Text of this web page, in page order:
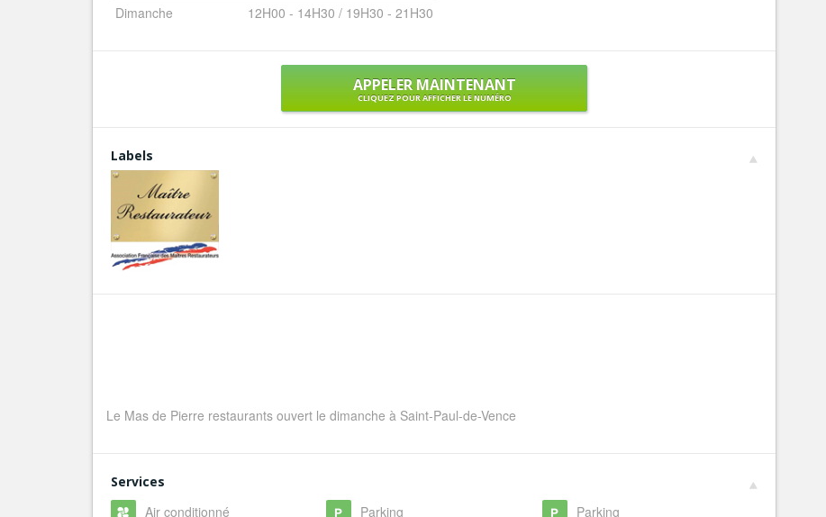
Dimanche
12H00 - 14H30 / 19H30 - 21H30
APPELER MAINTENANT
CLIQUEZ POUR AFFICHER LE NUMÉRO
Labels
Le Mas de Pierre restaurants ouvert le dimanche à Saint-Paul-de-Vence
Services
Air conditionné Parking Parking